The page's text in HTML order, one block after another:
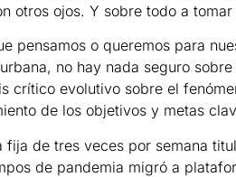
ojos. Y sobre todo a
pensamos o queremos para
no hay nada seguro
crítico evolutivo sobre el
de los objetivos y metas
de tres veces por semana
de pandemia migró a